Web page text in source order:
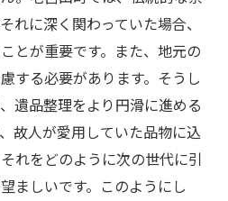
れに深く関わっていた場合、
とが重要です。また、地元の
する必要があります。そうし
遺品整理をより円滑に進める
故人が愛用していた品物に込
れをどのように次の世代に引
ましいです。このようにし